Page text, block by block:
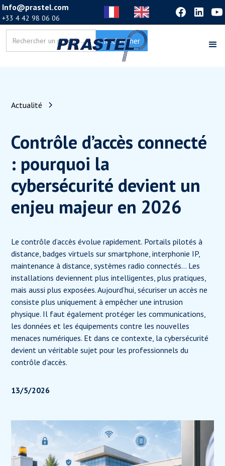
Info@prastel.com
+33 4 42 98 06 06
Actualité
Contrôle d’accès connecté
: pourquoi la
cybersécurité devient un
enjeu majeur en 2026
Le contrôle d’accès évolue rapidement. Portails pilotés à
distance, badges virtuels sur smartphone, interphonie IP,
maintenance à distance, systèmes radio connectés… Les
installations deviennent plus intelligentes, plus pratiques,
mais aussi plus exposées. Aujourd’hui, sécuriser un accès ne
consiste plus uniquement à empêcher une intrusion
physique. Il faut également protéger les communications,
les données et les équipements contre les nouvelles
menaces numériques. Et dans ce contexte, la cybersécurité
devient un véritable sujet pour les professionnels du
contrôle d’accès.
13/5/2026